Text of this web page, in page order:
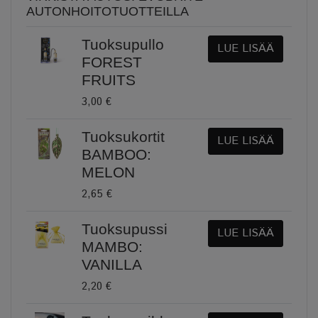
AUTONHOITOTUOTTEILLA
Tuoksupullo
FOREST
FRUITS
3,00 €
LUE LISÄÄ
Tuoksukortit
BAMBOO:
MELON
2,65 €
LUE LISÄÄ
Tuoksupussi
MAMBO:
VANILLA
2,20 €
LUE LISÄÄ